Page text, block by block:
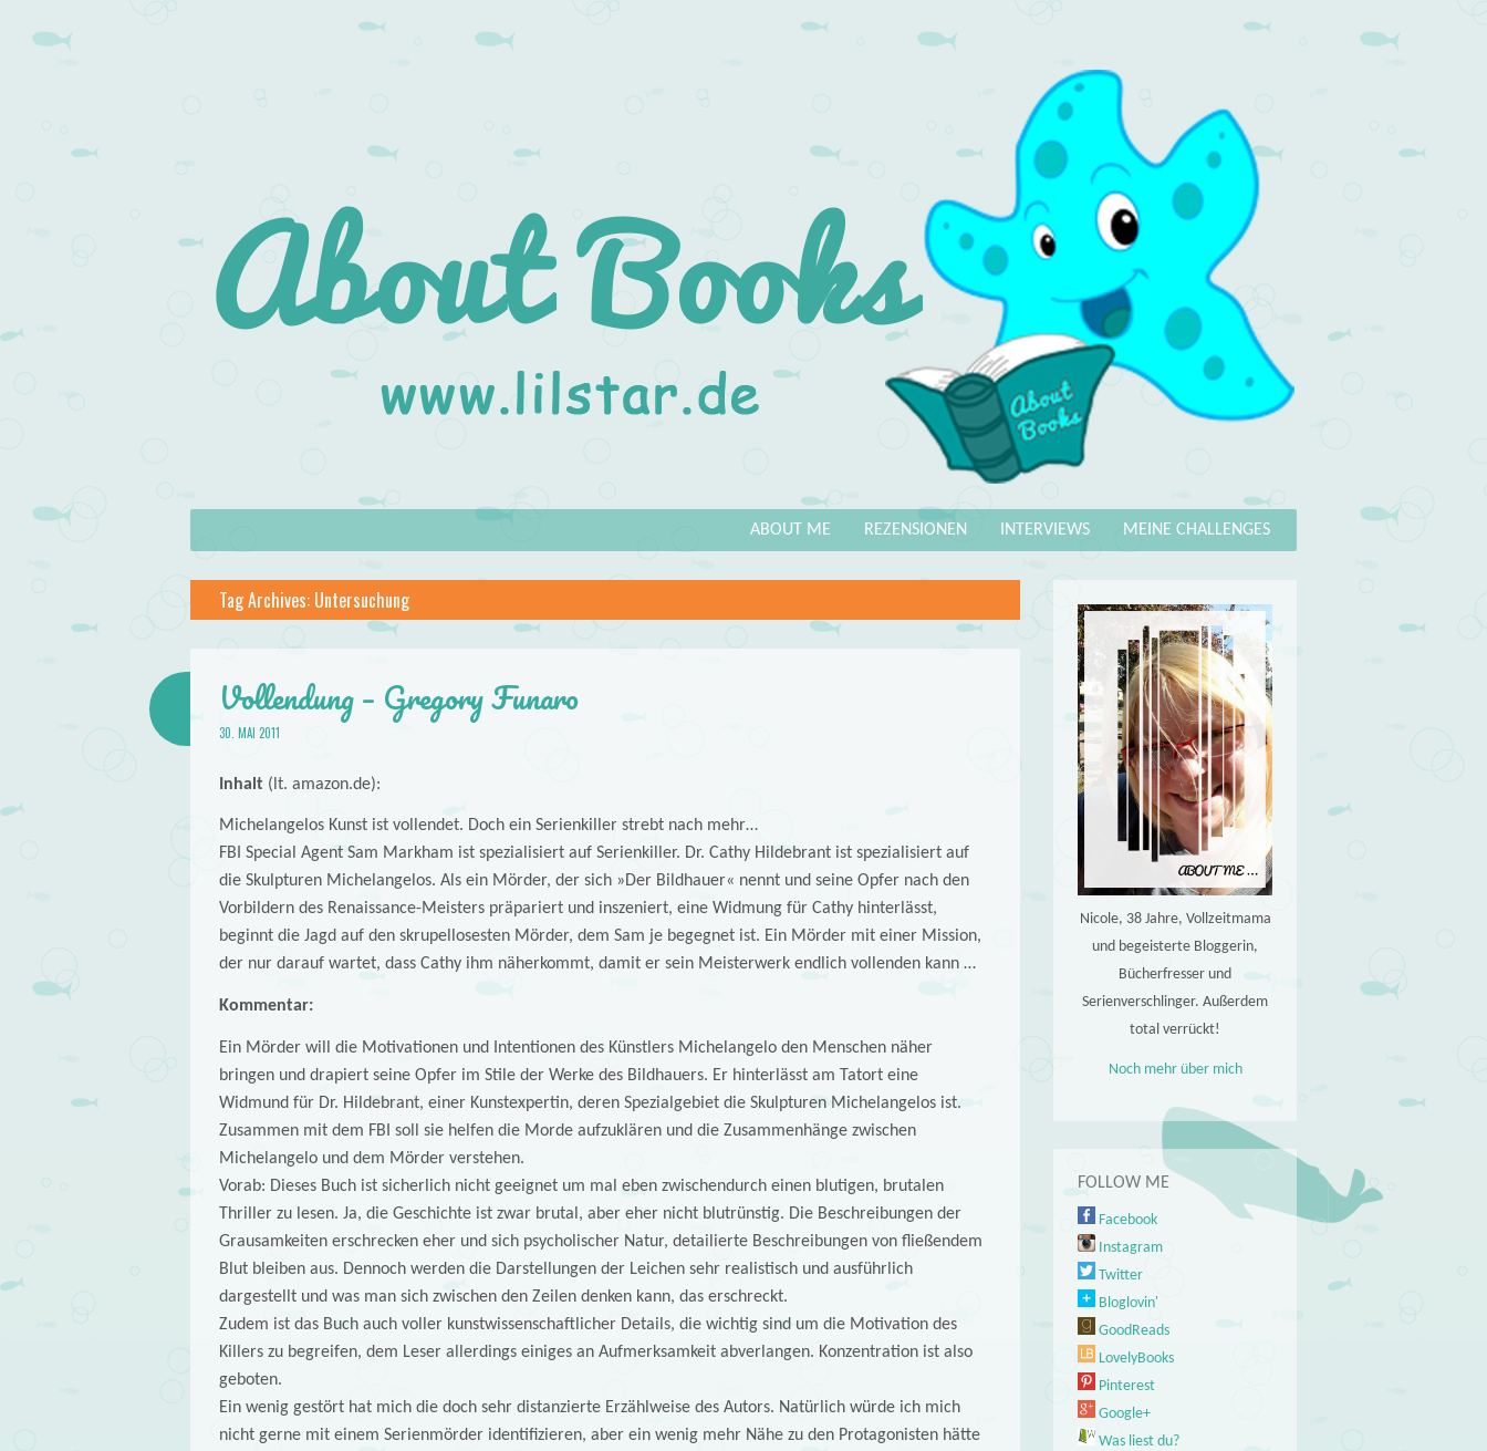
About
Books
Menu MEINE CHALLENGES
INTERVIEWS
REZENSIONEN
ABOUT ME
Tag Archives: Untersuchung
Vollendung – Gregory Funaro
30. MAI 2011
Inhalt (lt. amazon.de):
Michelangelos Kunst ist vollendet. Doch ein Serienkiller strebt nach mehr…
FBI Special Agent Sam Markham ist spezialisiert auf Serienkiller. Dr. Cathy Hildebrant ist spezialisiert auf
die Skulpturen Michelangelos. Als ein Mörder, der sich »Der Bildhauer« nennt und seine Opfer nach den
Vorbildern des Renaissance-Meisters präpariert und inszeniert, eine Widmung für Cathy hinterlässt,
beginnt die Jagd auf den skrupellosesten Mörder, dem Sam je begegnet ist. Ein Mörder mit einer Mission,
der nur darauf wartet, dass Cathy ihm näherkommt, damit er sein Meisterwerk endlich vollenden kann …
Kommentar:
Ein Mörder will die Motivationen und Intentionen des Künstlers Michelangelo den Menschen näher
bringen und drapiert seine Opfer im Stile der Werke des Bildhauers. Er hinterlässt am Tatort eine
Widmund für Dr. Hildebrant, einer Kunstexpertin, deren Spezialgebiet die Skulpturen Michelangelos ist.
Zusammen mit dem FBI soll sie helfen die Morde aufzuklären und die Zusammenhänge zwischen
Michelangelo und dem Mörder verstehen.
Vorab: Dieses Buch ist sicherlich nicht geeignet um mal eben zwischendurch einen blutigen, brutalen
Thriller zu lesen. Ja, die Geschichte ist zwar brutal, aber eher nicht blutrünstig. Die Beschreibungen der
Grausamkeiten erschrecken eher und sich psycholischer Natur, detailierte Beschreibungen von fließendem
Blut bleiben aus. Dennoch werden die Darstellungen der Leichen sehr realistisch und ausführlich
dargestellt und was man sich zwischen den Zeilen denken kann, das erschreckt.
Zudem ist das Buch auch voller kunstwissenschaftlicher Details, die wichtig sind um die Motivation des
Killers zu begreifen, dem Leser allerdings einiges an Aufmerksamkeit abverlangen. Konzentration ist also
geboten.
Ein wenig gestört hat mich die doch sehr distanzierte Erzählweise des Autors. Natürlich würde ich mich
nicht gerne mit einem Serienmörder identifizieren, aber ein wenig mehr Nähe zu den Protagonisten hätte
Nicole, 38 Jahre, Vollzeitmama
und begeisterte Bloggerin,
Bücherfresser und
Serienverschlinger. Außerdem
total verrückt!
Noch mehr über mich
FOLLOW ME
Facebook
Instagram
Twitter
Bloglovin'
GoodReads
LovelyBooks
Pinterest
Google+
Was liest du?